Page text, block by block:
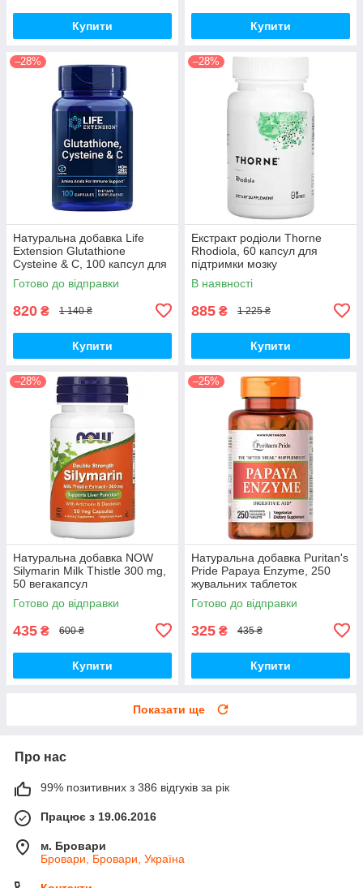
Купити Купити
–28%
Натуральна добавка Life
Extension Glutathione
Cysteine & C, 100 капсул для
підтримки імунної системи
Готово до відправки
820 ₴ 1 140 ₴
Купити
–28%
Екстракт родіоли Thorne
Rhodiola, 60 капсул для
підтримки мозку
В наявності
885 ₴ 1 225 ₴
Купити
–28%
Натуральна добавка NOW
Silymarin Milk Thistle 300 mg,
50 вегакапсул
Готово до відправки
435 ₴ 600 ₴
Купити
–25%
Натуральна добавка Puritan's
Pride Papaya Enzyme, 250
жувальних таблеток
Готово до відправки
325 ₴ 435 ₴
Купити
Показати ще
Про нас
99% позитивних з 386 відгуків за рік
Працює з 19.06.2016
м. Бровари
Бровари, Бровари, Україна